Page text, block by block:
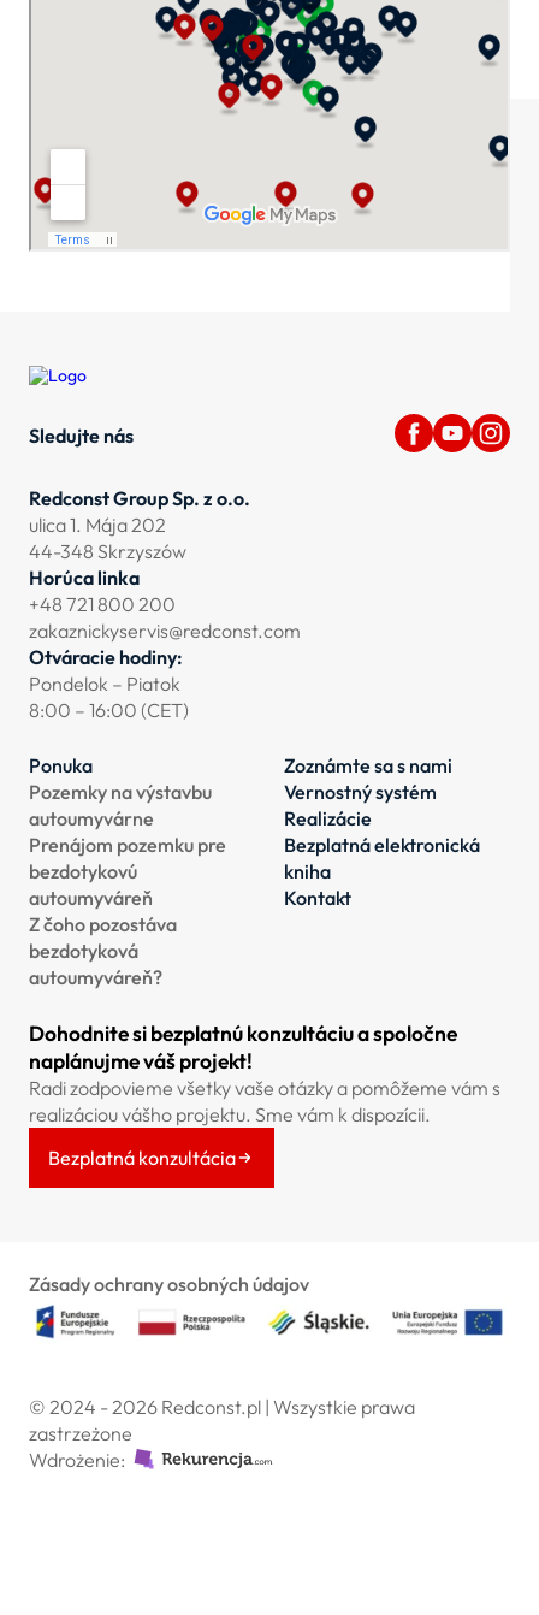
Sledujte nás
Redconst Group Sp. z o.o.
ulica 1. Mája 202
44-348 Skrzyszów
Horúca linka
+48 721 800 200
zakaznickyservis@redconst.com
Otváracie hodiny:
Pondelok – Piatok
8:00 – 16:00 (CET)
Ponuka
Pozemky na výstavbu
autoumyvárne
Prenájom pozemku pre
bezdotykovú
autoumyváreň
Z čoho pozostáva
bezdotyková
autoumyváreň?
Zoznámte sa s nami
Vernostný systém
Realizácie
Bezplatná elektronická
kniha
Kontakt
Dohodnite si bezplatnú konzultáciu a spoločne
naplánujme váš projekt!
Radi zodpovieme všetky vaše otázky a pomôžeme vám s
realizáciou vášho projektu. Sme vám k dispozícii.
Bezplatná konzultácia
Zásady ochrany osobných údajov
© 2024 - 2026 Redconst.pl | Wszystkie prawa
zastrzeżone
Wdrożenie: